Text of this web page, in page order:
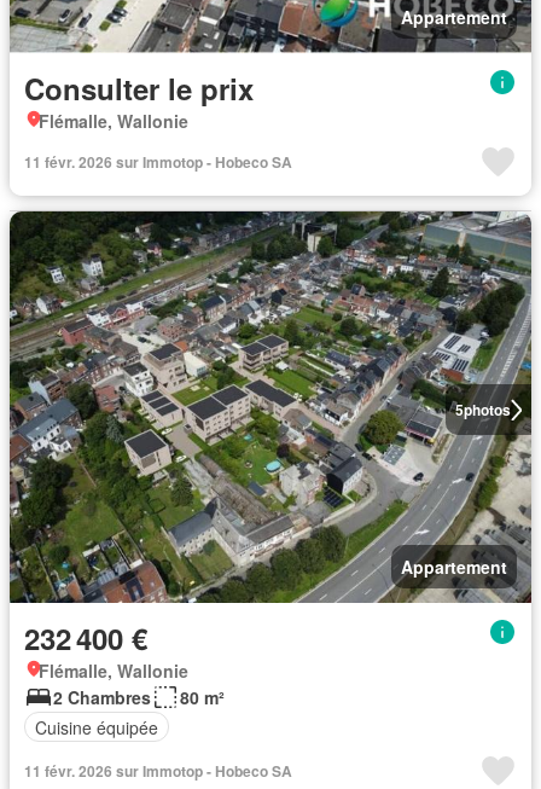
Appartement
Consulter le prix
Flémalle, Wallonie
11 févr. 2026 sur Immotop - Hobeco SA
5photos
Appartement
232 400 €
Flémalle, Wallonie
2 Chambres
80 m²
Cuisine équipée
11 févr. 2026 sur Immotop - Hobeco SA